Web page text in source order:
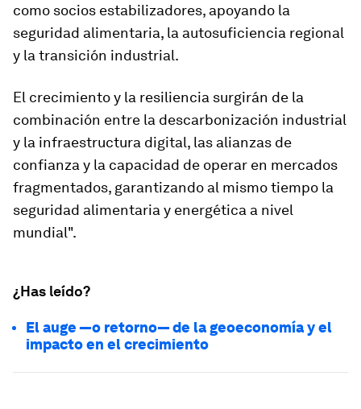
como socios estabilizadores, apoyando la
seguridad alimentaria, la autosuficiencia regional
y la transición industrial.
El crecimiento y la resiliencia surgirán de la
combinación entre la descarbonización industrial
y la infraestructura digital, las alianzas de
confianza y la capacidad de operar en mercados
fragmentados, garantizando al mismo tiempo la
seguridad alimentaria y energética a nivel
mundial".
¿Has leído?
El auge —o retorno— de la geoeconomía y el
impacto en el crecimiento